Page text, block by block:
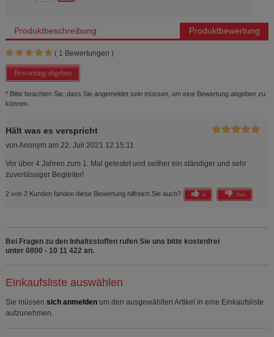
Produktbeschreibung Produktbewertung
( 1 Bewertungen )
Bewertung abgeben
* Bitte beachten Sie, dass Sie angemeldet sein müssen, um eine Bewertung abgeben zu
können.
Hält was es verspricht
von Anonym am 22. Juli 2021 12:15:11
Vor über 4 Jahren zum 1. Mal getestet und seither ein ständiger und sehr
zuverlässiger Begleiter!
2 von 2 Kunden fanden diese Bewertung hilfreich. Sie auch? Ja Nein
Bei Fragen zu den Inhaltsstoffen rufen Sie uns bitte kostenfrei
unter 0800 - 10 11 422 an.
Einkaufsliste auswählen
Sie müssen sich anmelden um den ausgewählten Artikel in eine Einkaufsliste
aufzunehmen.